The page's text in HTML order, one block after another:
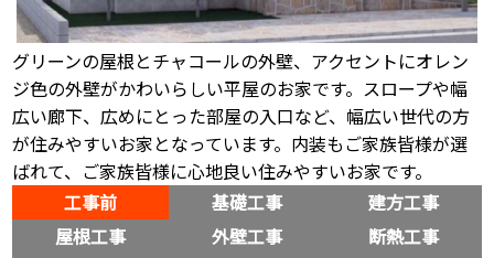
グリーンの屋根とチャコールの外壁、アクセントにオレン
ジ色の外壁がかわいらしい平屋のお家です。スロープや幅
広い廊下、広めにとった部屋の入口など、幅広い世代の方
が住みやすいお家となっています。内装もご家族皆様が選
ばれて、ご家族皆様に心地良い住みやすいお家です。
工事前
基礎工事
建方工事
屋根工事
外壁工事
断熱工事